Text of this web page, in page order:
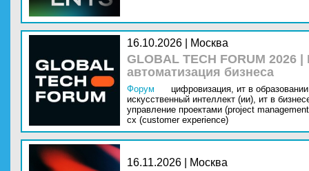
16.10.2026 | Москва
GLOBAL TECH FORUM
автоматизация бизнеса
Форум цифровизация, ит в
искусственный интеллект (ии), ит в
управление проектами (project
cx (customer experience)
16.11.2026 | Москва